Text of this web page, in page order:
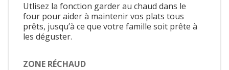
Utlisez la fonction garder au chaud dans le
four pour aider à maintenir vos plats tous
prêts, jusqu’à ce que votre famille soit prête à
les déguster.
ZONE RÉCHAUD